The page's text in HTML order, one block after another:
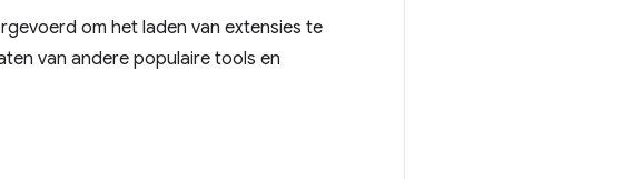
om het laden van extensies te
van andere populaire tools en